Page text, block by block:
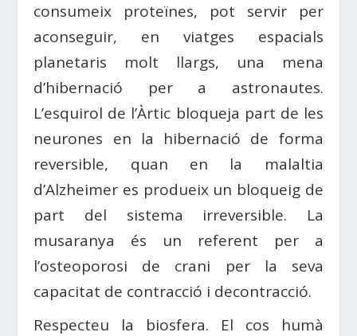
consumeix proteïnes, pot servir per
aconseguir, en viatges espacials
planetaris molt llargs, una mena
d’hibernació per a astronautes.
L’esquirol de l’Àrtic bloqueja part de les
neurones en la hibernació de forma
reversible, quan en la malaltia
d’Alzheimer es produeix un bloqueig de
part del sistema irreversible. La
musaranya és un referent per a
l’osteoporosi de crani per la seva
capacitat de contracció i decontracció.
Respecteu la biosfera. El cos humà